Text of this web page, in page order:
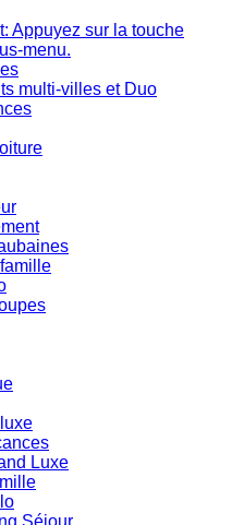
Appuyez sur la touche
menu.
multi-villes et Duo
Luxe